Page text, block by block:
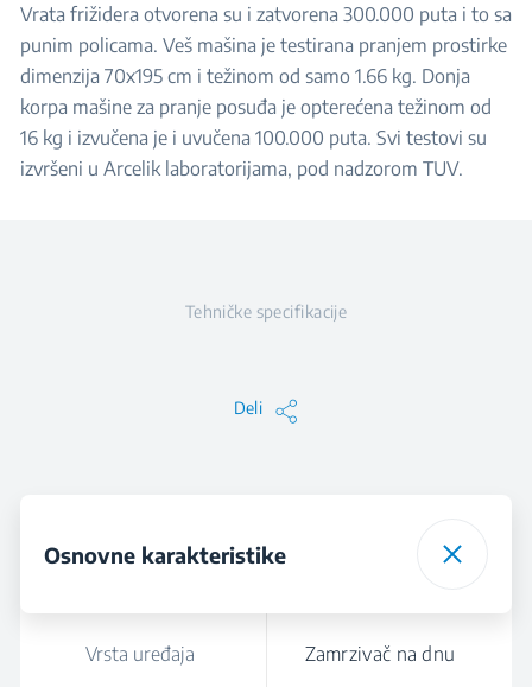
Vrata frižidera otvorena su i zatvorena 300.000 puta i to sa
punim policama. Veš mašina je testirana pranjem prostirke
dimenzija 70x195 cm i težinom od samo 1.66 kg. Donja
korpa mašine za pranje posuđa je opterećena težinom od
16 kg i izvučena je i uvučena 100.000 puta. Svi testovi su
izvršeni u Arcelik laboratorijama, pod nadzorom TUV.
Tehničke specifikacije
Deli
Osnovne karakteristike
Vrsta uređaja Zamrzivač na dnu